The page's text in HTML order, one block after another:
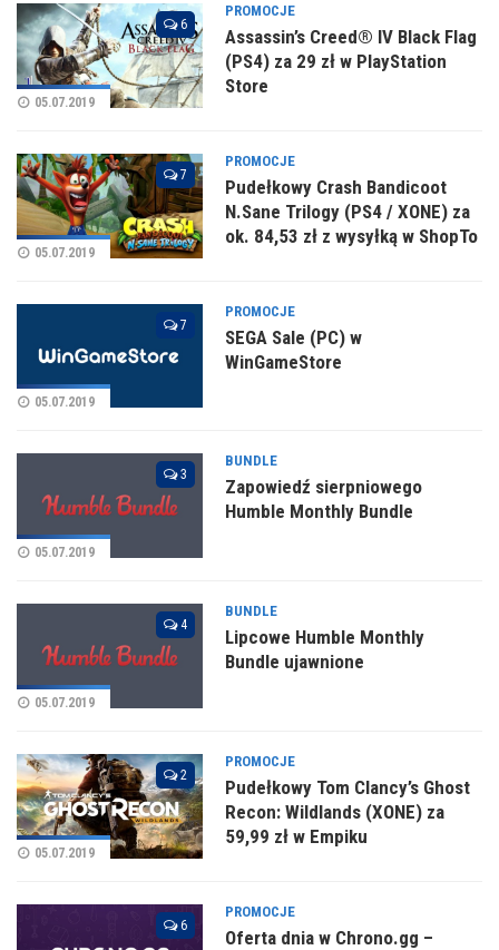
6
05.07.2019
PROMOCJE
Assassin’s Creed® IV Black Flag
(PS4) za 29 zł w PlayStation
Store
7
05.07.2019
PROMOCJE
Pudełkowy Crash Bandicoot
N.Sane Trilogy (PS4 / XONE) za
ok. 84,53 zł z wysyłką w ShopTo
7
05.07.2019
PROMOCJE
SEGA Sale (PC) w
WinGameStore
3
05.07.2019
BUNDLE
Zapowiedź sierpniowego
Humble Monthly Bundle
4
05.07.2019
BUNDLE
Lipcowe Humble Monthly
Bundle ujawnione
2
05.07.2019
PROMOCJE
Pudełkowy Tom Clancy’s Ghost
Recon: Wildlands (XONE) za
59,99 zł w Empiku
6
PROMOCJE
Oferta dnia w Chrono.gg –